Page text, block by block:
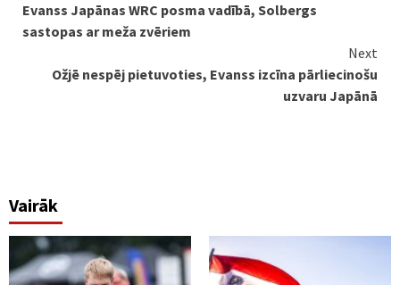
Reading
Evanss Japānas WRC posma vadībā, Solbergs
sastopas ar meža zvēriem
Next
Ožjē nespēj pietuvoties, Evanss izcīna pārliecinošu
uzvaru Japānā
Vairāk